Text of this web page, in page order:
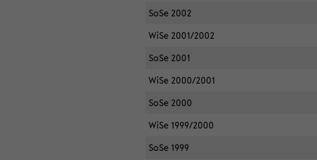
SoSe 2002
WiSe 2001/2002
SoSe 2001
WiSe 2000/2001
SoSe 2000
WiSe 1999/2000
SoSe 1999